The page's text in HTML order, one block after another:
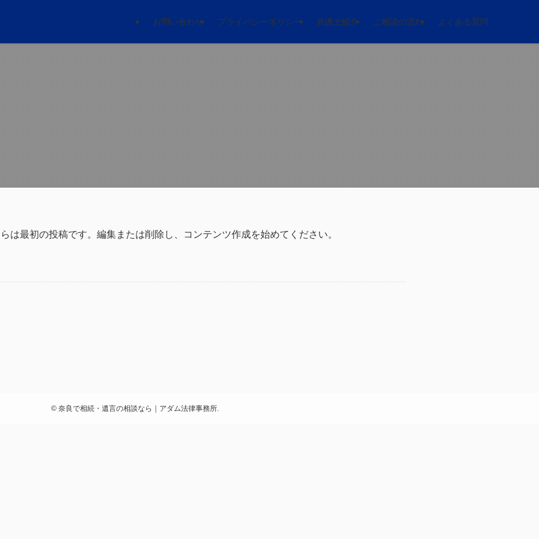
お問い合わせ プライバシーポリシー 弁護士紹介 ご相談の流れ よくある質問
は最初の投稿です。編集または削除し、コンテンツ作成を始めてください。
©奈良で相続・遺言の相談なら｜アダム法律事務所.